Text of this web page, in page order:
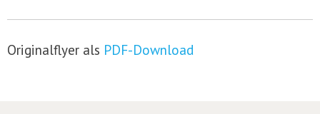
Originalflyer als PDF-Download